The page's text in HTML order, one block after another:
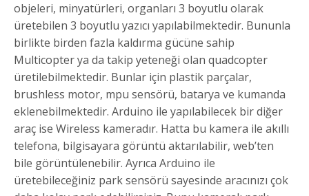
objeleri, minyatürleri, organları 3 boyutlu olarak
üretebilen 3 boyutlu yazıcı yapılabilmektedir. Bununla
birlikte birden fazla kaldırma gücüne sahip
Multicopter ya da takip yeteneği olan quadcopter
üretilebilmektedir. Bunlar için plastik parçalar,
brushless motor, mpu sensörü, batarya ve kumanda
eklenebilmektedir. Arduino ile yapılabilecek bir diğer
araç ise Wireless kameradır. Hatta bu kamera ile akıllı
telefona, bilgisayara görüntü aktarılabilir, web’ten
bile görüntülenebilir. Ayrıca Arduino ile
üretebileceğiniz park sensörü sayesinde aracınızı çok